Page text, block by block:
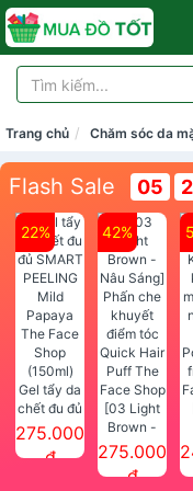
Trang chủ Chăm sóc da
Flash Sale 05
22%
Gel tẩy da
chết đu đủ
SMART
PEELING
275.000
đ
42%
[03 Light
Brown -
Nâu Sáng]
Phấn che
275.000
đ